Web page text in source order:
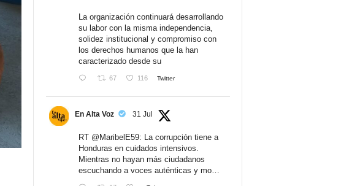
La organización continuará desarrollando
su labor con la misma independencia,
solidez institucional y compromiso con
los derechos humanos que la han
caracterizado desde su
67 116 Twitter
En Alta Voz 31 Jul
RT @MaribelE59: La corrupción tiene a
Honduras en cuidados intensivos.
Mientras no hayan más ciudadanos
escuchando a voces auténticas y mo…